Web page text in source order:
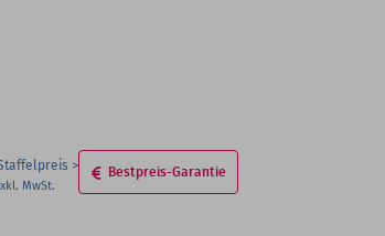
Bestpreis-Garantie